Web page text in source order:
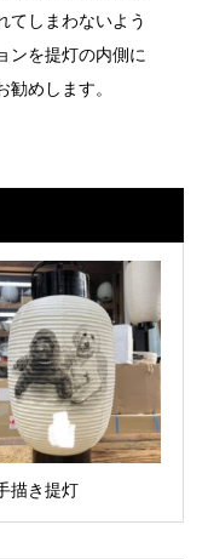
てしまわないよう
ンを提灯の内側に
めします。
描き提灯